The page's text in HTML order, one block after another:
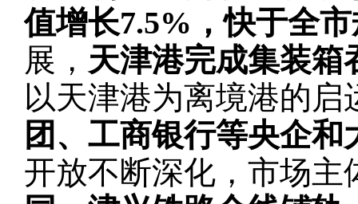
值增长7.5%，快于全
展， 天津港完成集装箱
以天津港为离境港的
团、工商银行等央企
开放不断深化，市场